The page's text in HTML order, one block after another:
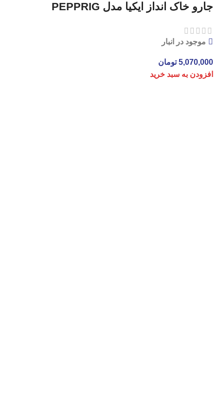
جارو خاک انداز ایکیا مدل PEPPRIG
موجود در انبار
5,070,000 تومان
افزودن به سبد خرید